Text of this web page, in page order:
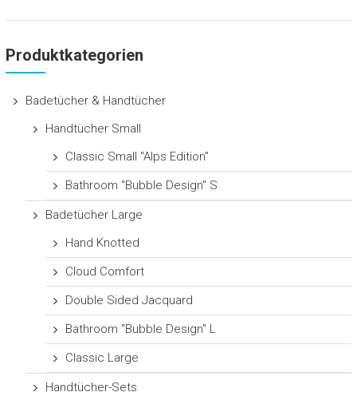
Produktkategorien
Badetücher & Handtücher
Handtücher Small
Classic Small "Alps Edition"
Bathroom "Bubble Design" S
Badetücher Large
Hand Knotted
Cloud Comfort
Double Sided Jacquard
Bathroom "Bubble Design" L
Classic Large
Handtücher-Sets